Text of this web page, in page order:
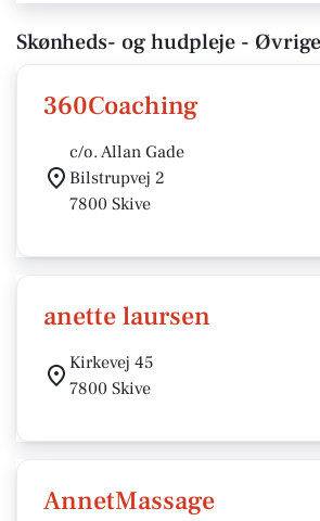
Skønheds- og hudpleje -
360Coaching
c/o. Allan Gade
Bilstrupvej 2
7800 Skive
anette laursen
Kirkevej 45
7800 Skive
AnnetMassage